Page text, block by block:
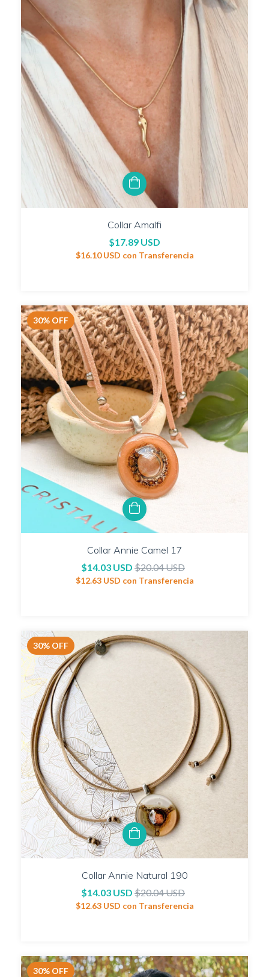
Collar Amalfi
$17.89 USD
$16.10 USD con Transferencia
30% OFF
Collar Annie Camel 17
$14.03 USD $20.04 USD
$12.63 USD con Transferencia
30% OFF
Collar Annie Natural 190
$14.03 USD $20.04 USD
$12.63 USD con Transferencia
30% OFF